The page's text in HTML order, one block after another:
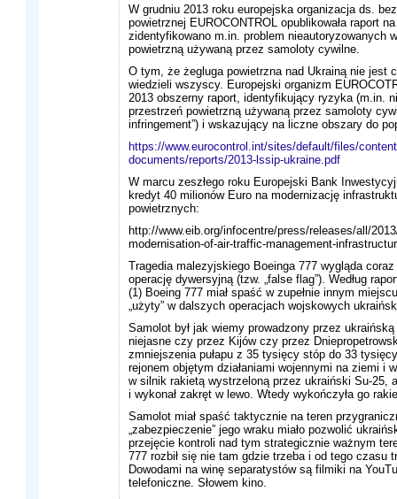
W grudniu 2013 roku europejska organizacja ds.
powietrznej EUROCONTROL opublikowała raport
zidentyfikowano m.in. problem nieautoryzowanych
powietrzną używaną przez samoloty cywilne.
O tym, że żegluga powietrzna nad Ukrainą nie jest
wiedzieli wszyscy. Europejski organizm
2013 obszerny raport, identyfikujący ryzyka (m.in.
przestrzeń powietrzną używaną przez samoloty
infringement”) i wskazujący na liczne obszary do
https://www.eurocontrol.int/sites/default/files/
documents/reports/2013-lssip-ukraine.pdf
W marcu zeszłego roku Europejski Bank
kredyt 40 milionów Euro na modernizację
powietrznych:
http://www.eib.org/infocentre/press/releases/all/
modernisation-of-air-traffic-management-
Tragedia malezyjskiego Boeinga 777 wygląda
operację dywersyjną (tzw. „false flag”). Według
(1) Boeing 777 miał spaść w zupełnie innym
„użyty” w dalszych operacjach wojskowych
Samolot był jak wiemy prowadzony przez
niejasne czy przez Kijów czy przez
zmniejszenia pułapu z 35 tysięcy stóp do 33
rejonem objętym działaniami wojennymi na ziemi i
w silnik rakietą wystrzeloną przez ukraiński Su-25,
i wykonał zakręt w lewo. Wtedy wykończyła go
Samolot miał spaść taktycznie na teren
„zabezpieczenie” jego wraku miało pozwolić
przejęcie kontroli nad tym strategicznie ważnym
777 rozbił się nie tam gdzie trzeba i od tego czasu
Dowodami na winę separatystów są filmiki na
telefoniczne. Słowem kino.